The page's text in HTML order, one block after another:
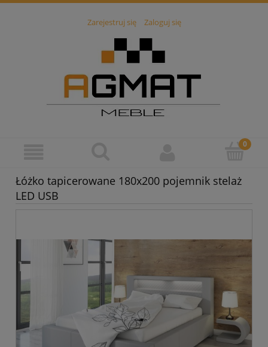
Zarejestruj się Zaloguj się
Łóżko tapicerowane 180x200 pojemnik stelaż
LED USB